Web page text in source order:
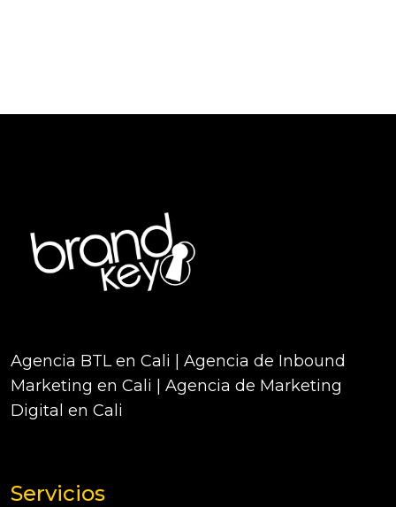
Agencia BTL en Cali | Agencia de Inbound
Marketing en Cali | Agencia de Marketing
Digital en Cali
Servicios